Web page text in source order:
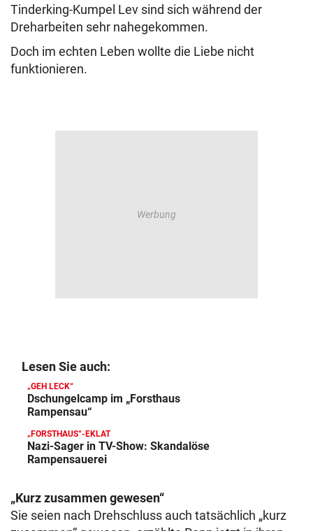
Tinderking-Kumpel Lev sind sich während der
Dreharbeiten sehr nahegekommen.
Doch im echten Leben wollte die Liebe nicht
funktionieren.
Lesen Sie auch:
„GEH LECK“
Dschungelcamp im „Forsthaus
Rampensau“
„FORSTHAUS“-EKLAT
Nazi-Sager in TV-Show: Skandalöse
Rampensauerei
„Kurz zusammen gewesen“
Sie seien nach Drehschluss auch tatsächlich „kurz